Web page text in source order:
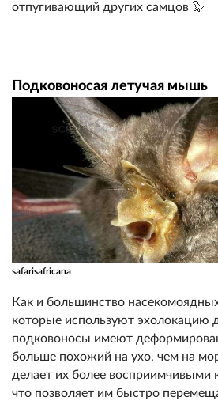
отпугивающий других самцов 🦭
Подковоносая летучая мышь
safarisafricana
Как и большинство
которые используют эхолокацию
подковоносы имеют
больше похожий на ухо, чем на
делает их более восприимчивыми
что позволяет им быстро